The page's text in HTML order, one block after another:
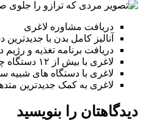
دریافت مشاوره لاغری
آنالیز کامل بدن با جدیدترین
دریافت برنامه تغذیه و رژیم
لاغری با بیش از ۱۲ دستگاه چربی سوز
لاغری با دستگاه های شبیه
لاغری به کمک جدیدترین
دیدگاهتان را بنویسید